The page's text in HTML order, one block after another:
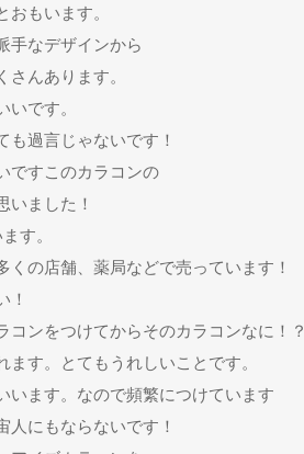
おもいます。
手なデザインから
んあります。
いです。
も過言じゃないです！
ですこのカラコンの
いました！
す。
くの店舗、薬局などで売っています！
！
コンをつけてからそのカラコンなに！？
す。とてもうれしいことです。
います。なので頻繁につけています
人にもならないです！